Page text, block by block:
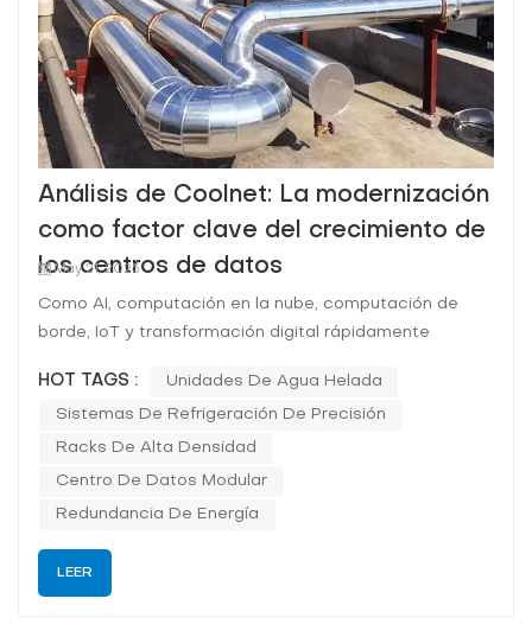
Análisis de Coolnet: La modernización
como factor clave del crecimiento de
los centros de datos
May 21, 2025
Como AI, computación en la nube, computación de
borde, IoT y transformación digital rápidamente
empresas resilientes y de alto rendimiento Los centros
de datos nunca han sido tan grandes. Empresas,
gobiernos e instituciones de investigación impulsan la
nec...
HOT TAGS : Unidades De Agua Helada
Sistemas De Refrigeración De Precisión
Racks De Alta Densidad
Centro De Datos Modular
Redundancia De Energía
LEER